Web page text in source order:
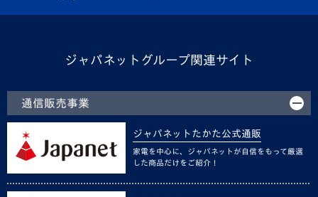
ジャパネットグループ関連サイト
通信販売事業
ジャパネットたかた公式通販
家電を中心に、ジャパネットが自信をもって厳選
した商品だけをご紹介！